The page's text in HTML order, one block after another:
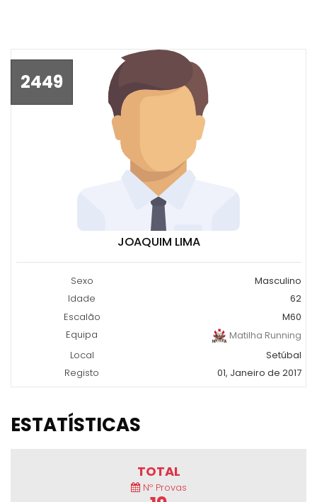
2449
JOAQUIM LIMA
Sexo
Masculino
Idade
62
Escalão
M60
Equipa
Matilha Running
Local
Setúbal
Registo
01, Janeiro de 2017
ESTATÍSTICAS
TOTAL
Nº Provas